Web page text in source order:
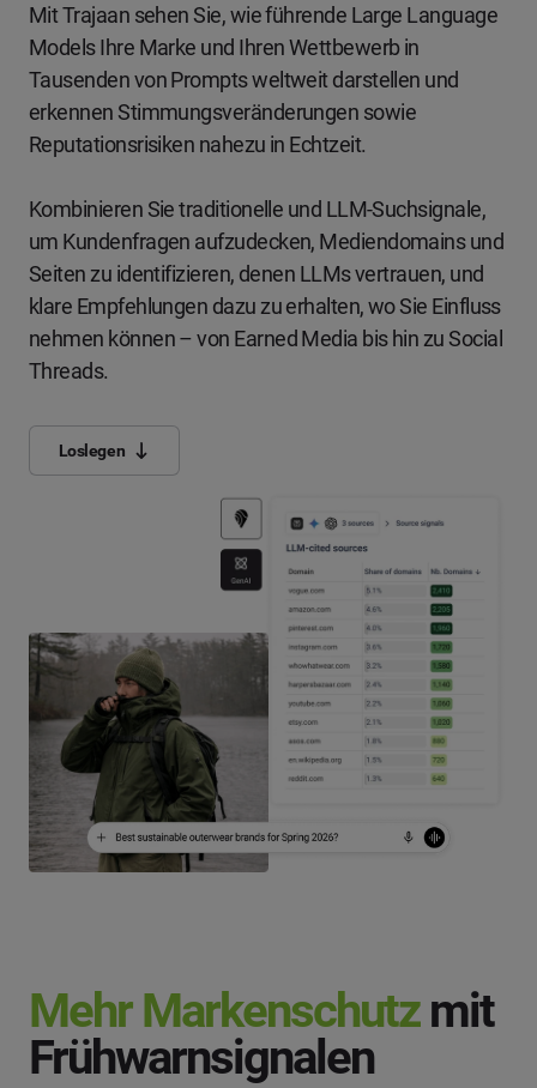
Mit Trajaan sehen Sie, wie führende Large Language
Models Ihre Marke und Ihren Wettbewerb in
Tausenden von Prompts weltweit darstellen und
erkennen Stimmungsveränderungen sowie
Reputationsrisiken nahezu in Echtzeit.
Kombinieren Sie traditionelle und LLM-Suchsignale,
um Kundenfragen aufzudecken, Mediendomains und
Seiten zu identifizieren, denen LLMs vertrauen, und
klare Empfehlungen dazu zu erhalten, wo Sie Einfluss
nehmen können – von Earned Media bis hin zu Social
Threads.
Loslegen
Mehr Markenschutzmit
Frühwarnsignalen